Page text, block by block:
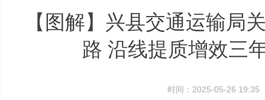
【图解】兴县交通运输局
路 沿线提质增效三
时间：2025-05-26